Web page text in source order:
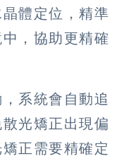
體定位，精準
，協助更精確
系統會自動追
光矯正出現偏
正需要精確定